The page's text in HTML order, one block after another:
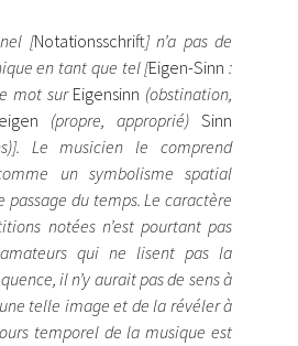
[Notationsschrift] n’a pas de
en tant que tel [Eigen-Sinn :
mot sur Eigensinn (obstination,
eigen (propre, approprié) Sinn
Le musicien le comprend
un symbolisme spatial
passage du temps. Le caractère
notées n’est pourtant pas
qui ne lisent pas la
il n’y aurait pas de sens à
telle image et de la révéler à
temporel de la musique est